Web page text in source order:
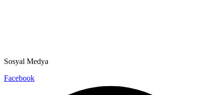
Sosyal Medya
Facebook